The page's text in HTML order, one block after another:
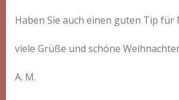
Haben Sie auch einen guten Tip für
viele Grüße und schöne
A. M.